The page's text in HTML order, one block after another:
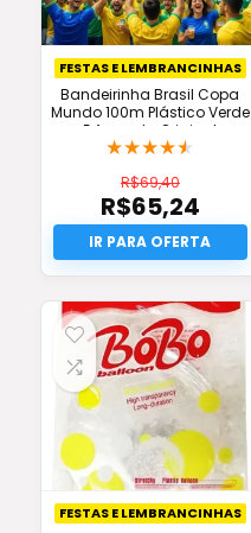
FESTAS E LEMBRANCINHAS
Bandeirinha Brasil Copa
Mundo 100m Plástico Verde
E Amarela Original
★★★★★
R$69,40
O
preço
original
era:
R$69,40.
R$65,24
O
preço
atual
é:
R$65,24.
FESTAS E LEMBRANCINHAS